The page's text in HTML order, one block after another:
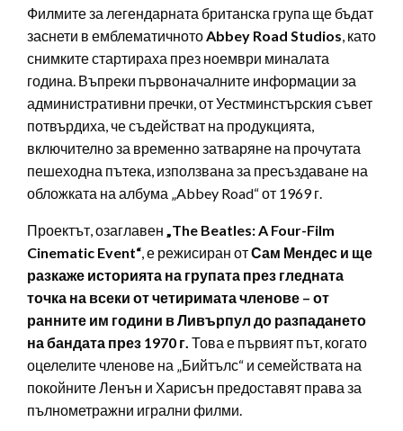
Филмите за легендарната британска група ще бъдат
заснети в емблематичнотоAbbey Road Studios, като
снимките стартираха през ноември миналата
година. Въпреки първоначалните информации за
административни пречки, от Уестминстърския съвет
потвърдиха, че съдействат на продукцията,
включително за временно затваряне на прочутата
пешеходна пътека, използвана за пресъздаване на
обложката на албума „Abbey Road“ от 1969 г.
Проектът, озаглавен „The Beatles: A Four-Film
Cinematic Event“, е режисиран отСам Мендес и ще
разкаже историята на групата през гледната
точка на всеки от четиримата членове – от
ранните им години в Ливърпул до разпадането
на бандата през 1970 г. Това е първият път, когато
оцелелите членове на „Бийтълс“ и семействата на
покойните Ленън и Харисън предоставят права за
пълнометражни игрални филми.